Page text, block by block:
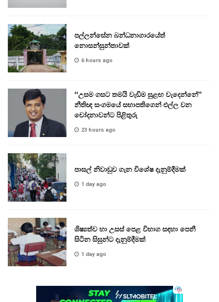
පල්ලන්සේන බන්ධනාගාරයේත්
නොසන්සුන්තාවක්
6 hours ago
“උසම ගසට තමයි වැඩිම සුළඟ වැදෙන්නේ”
නීතිඥ සංගමයේ සභාපතිගෙන් එල්ල වන
චෝදනාවන්ට පිළිතුරු
23 hours ago
පාසල් නිවාඩුව ගැන විශේෂ දැනුම්දීමක්
1 day ago
ශිෂ්‍යත්ව හා උසස් පෙළ විභාග සඳහා පෙනී
සිටින සිසුන්ට දැනුම්දීමක්
1 day ago